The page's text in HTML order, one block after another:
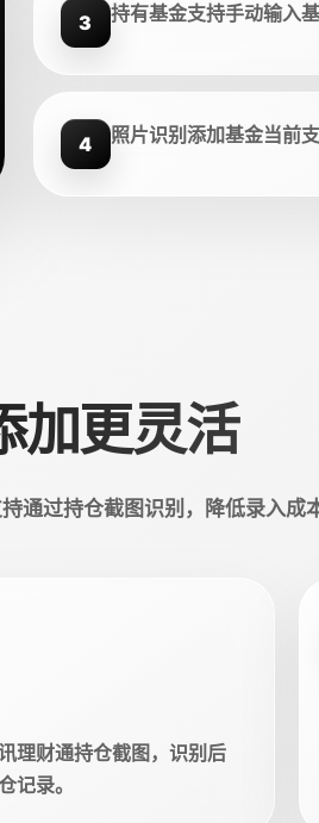
3 持有基金支持手动输入
4 照片识别添加基金当前
加更灵活
通过持仓截图识别，降低录入成
理财通持仓截图，识别后
记录。